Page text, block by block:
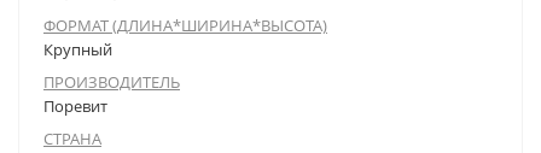
ФОРМАТ (ДЛИНА*ШИРИНА*ВЫСОТА)
Крупный
ПРОИЗВОДИТЕЛЬ
Поревит
СТРАНА